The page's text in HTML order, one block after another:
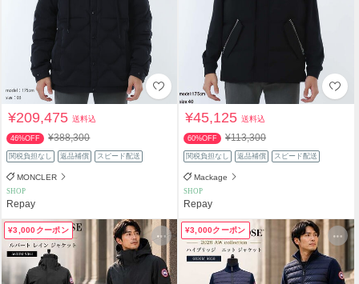
¥209,475送料込
46%OFF ¥388,300
関税負担なし 返品補償 スピード配送
MONCLER
SHOP
Repay
¥45,125送料込
60%OFF ¥113,300
関税負担なし 返品補償 スピード配送
Mackage
SHOP
Repay
¥3,000クーポン ¥3,000クーポン